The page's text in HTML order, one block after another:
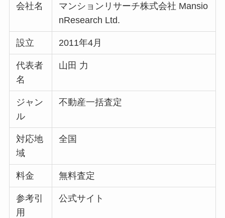
会社名
マンションリサーチ株式会社 Mansio
nResearch Ltd.
設立 2011年4月
代表者
名
山田 力
ジャン
ル
不動産一括査定
対応地
域
全国
料金 無料査定
参考引
用
公式サイト